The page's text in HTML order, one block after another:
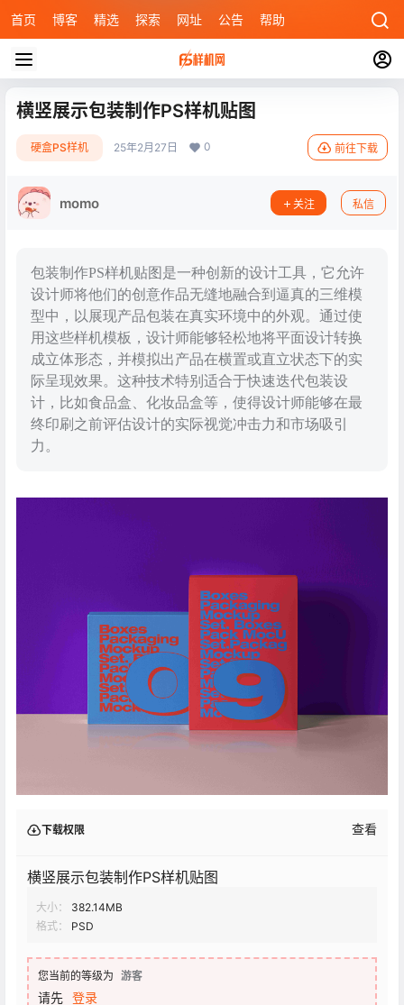
首页 博客 精选 探索 网址 公告 帮助
横竖展示包装制作PS样机贴图
硬盒PS样机 25年2月27日 0 前往下载
momo 关注 私信
包装制作PS样机贴图是一种创新的设计工具，它允许
设计师将他们的创意作品无缝地融合到逼真的三维模
型中，以展现产品包装在真实环境中的外观。通过使
用这些样机模板，设计师能够轻松地将平面设计转换
成立体形态，并模拟出产品在横置或直立状态下的实
际呈现效果。这种技术特别适合于快速迭代包装设
计，比如食品盒、化妆品盒等，使得设计师能够在最
终印刷之前评估设计的实际视觉冲击力和市场吸引
力。
下载权限 查看
横竖展示包装制作PS样机贴图
大小：
382.14MB
格式：
PSD
您当前的等级为 游客
请先 登录